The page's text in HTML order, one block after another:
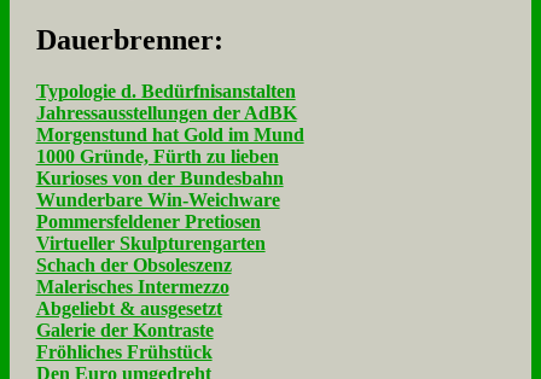
Dau­er­bren­ner:
Typologie d. Bedürfnisanstalten
Jahressausstellungen der AdBK
Morgenstund hat Gold im Mund
1000 Gründe, Fürth zu lieben
Kurioses von der Bundesbahn
Wunderbare Win-Weichware
Pommersfeldener Pretiosen
Virtueller Skulpturengarten
Schach der Obsoleszenz
Malerisches Intermezzo
Abgeliebt & ausgesetzt
Galerie der Kontraste
Fröhliches Frühstück
Den Euro umgedreht